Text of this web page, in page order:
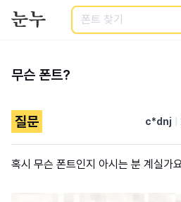
검색
무슨 폰트?
질문 c*dnj
혹시 무슨 폰트인지 아시는 분 계실가